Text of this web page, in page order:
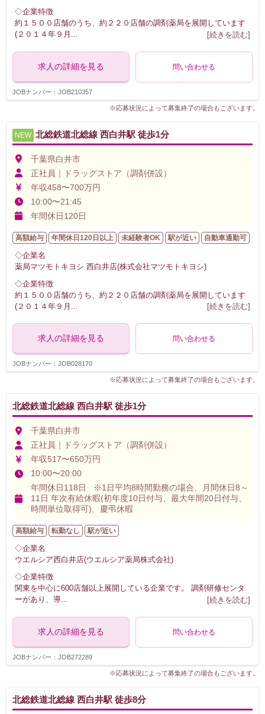
◇企業特徴
約１５００店舗のうち、約２２０店舗の調剤薬局を展開しています
(２０１４年９月 ... [続きを読む]
求人の詳細を見る 問い合わせる
JOBナンバー：JOB210357
※応募状況によって募集終了の場合もございます。
NEW 北総鉄道北総線 西白井駅 徒歩1分
千葉県白井市
正社員｜ドラッグストア（調剤併設）
年収458〜700万円
10:00〜21:45
年間休日120日
高額給与 年間休日120日以上 未経験者OK 駅が近い 自動車通勤可
◇企業名
薬局マツモトキヨシ 西白井店(株式会社マツモトキヨシ)
◇企業特徴
約１５００店舗のうち、約２２０店舗の調剤薬局を展開しています
(２０１４年９月
[続きを読む]
求人の詳細を見る 問い合わせる
JOBナンバー：JOB028170
※応募状況によって募集終了の場合もございます。
北総鉄道北総線 西白井駅 徒歩1分
千葉県白井市
正社員｜ドラッグストア（調剤併設）
年収517〜650万円
10:00〜20:00
年間休日118日 ※1日平均8時間勤務の場合、月間休日8～
11日 年次有給休暇(初年度10日付与、最大年間20日付与、
時間単位取得可)、慶弔休暇
高額給与 転勤なし 駅が近い
◇企業名
ウエルシア西白井店(ウエルシア薬局株式会社)
◇企業特徴
関東を中心に600店舗以上展開している企業です。 調剤研修センタ
ーがあり、導... [続きを読む]
求人の詳細を見る 問い合わせる
JOBナンバー：JOB272289
※応募状況によって募集終了の場合もございます。
北総鉄道北総線 西白井駅 徒歩8分